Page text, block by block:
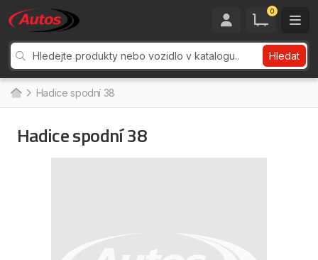
0
Hledat
Hadice spodní 38
Hadice spodní 38